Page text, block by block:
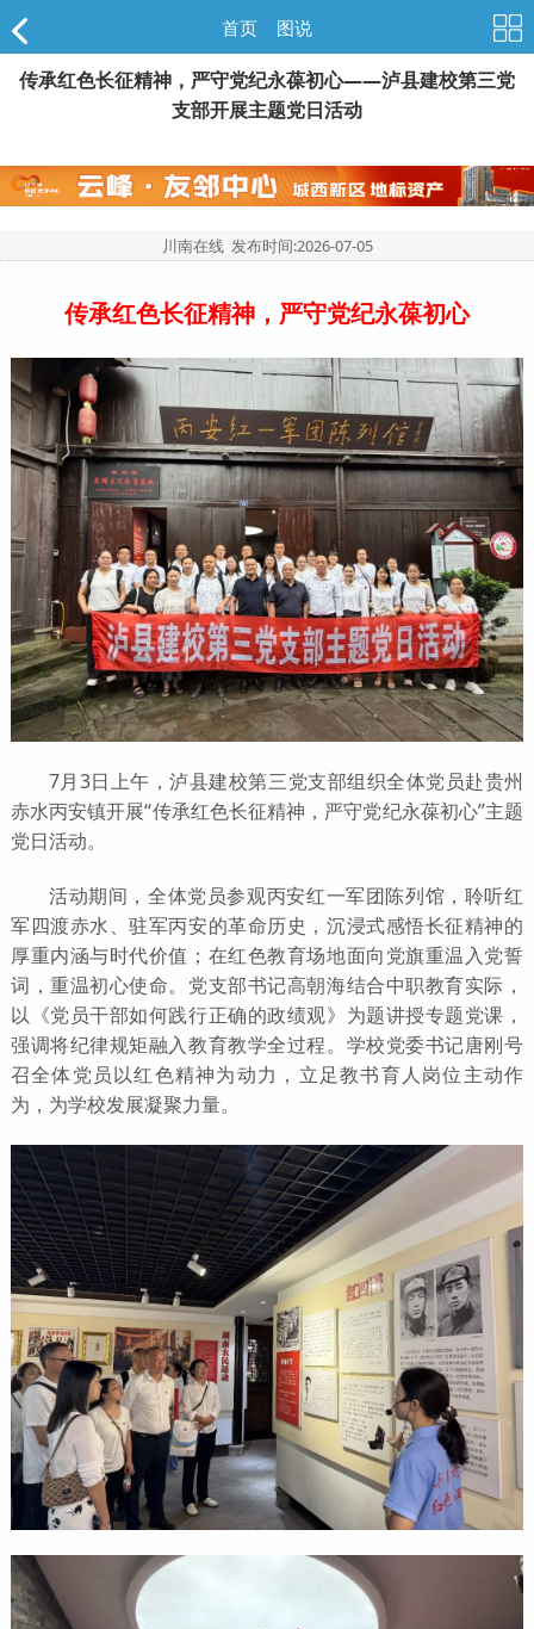
首页 图说
传承红色长征精神，严守党纪永葆初心——泸县建校第三党
支部开展主题党日活动
川南在线 发布时间:2026-07-05
传承红色长征精神，严守党纪永葆初心
7月3日上午，泸县建校第三党支部组织全体党员赴贵州
赤水丙安镇开展“传承红色长征精神，严守党纪永葆初心”主题
党日活动。
活动期间，全体党员参观丙安红一军团陈列馆，聆听红
军四渡赤水、驻军丙安的革命历史，沉浸式感悟长征精神的
厚重内涵与时代价值；在红色教育场地面向党旗重温入党誓
词，重温初心使命。党支部书记高朝海结合中职教育实际，
以《党员干部如何践行正确的政绩观》为题讲授专题党课，
强调将纪律规矩融入教育教学全过程。学校党委书记唐刚号
召全体党员以红色精神为动力，立足教书育人岗位主动作
为，为学校发展凝聚力量。